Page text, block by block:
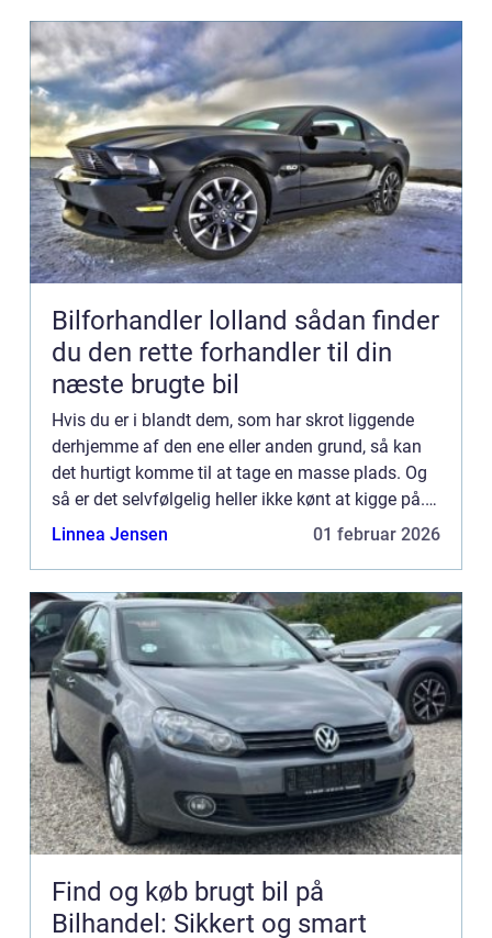
Bilforhandler lolland sådan finder
du den rette forhandler til din
næste brugte bil
Hvis du er i blandt dem, som har skrot liggende
derhjemme af den ene eller anden grund, så kan
det hurtigt komme til at tage en masse plads. Og
så er det selvfølgelig heller ikke kønt at kigge på.
Det gælder is&a...
Linnea Jensen 01 februar 2026
Find og køb brugt bil på
Bilhandel: Sikkert og smart